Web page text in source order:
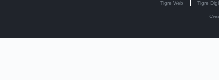
Tigre Web Tigre